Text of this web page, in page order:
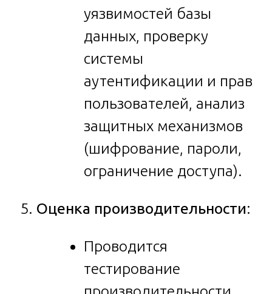
уязвимостей базы
данных, проверку
системы
аутентификации и прав
пользователей, анализ
защитных механизмов
(шифрование, пароли,
ограничение доступа).
Оценка производительности:
Проводится
тестирование